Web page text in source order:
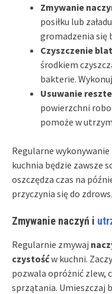
Zmywanie
posiłku lub
gromadzenia się
Czyszczenie
środkiem
bakterie.
Usuwanie
powierzchni
pomoże w
Regularne
kuchnia będzie zawsze
oszczędza czas na
przyczynia się do
Zmywanie naczyń i
Regularnie zmywaj
czystośćw kuchni.
pozwala opróżnić zlew,
sprzątania. Umieszczaj